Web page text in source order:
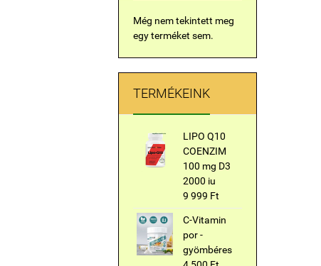
Még nem tekintett meg
egy terméket sem.
TERMÉKEINK
LIPO Q10
COENZIM
100 mg D3
2000 iu
9 999 Ft
C-Vitamin
por -
gyömbéres